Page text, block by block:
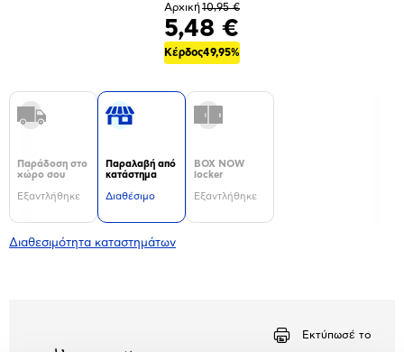
Αρχική10,95 €
5,48 €
Κέρδος49,95%
Παράδοση στο
χώρο σου
Εξαντλήθηκε
Παραλαβή από
κατάστημα
Διαθέσιμο
BOX NOW
locker
Εξαντλήθηκε
Διαθεσιμότητα καταστημάτων
Εκτύπωσέ το